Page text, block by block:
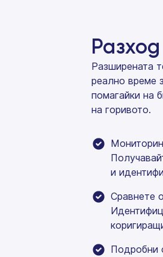
Разширената
реално време
помагайки на
на горивото.
и
Сравнете
Подробни